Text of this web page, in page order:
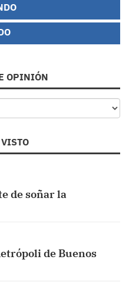
OPINIÓN
de soñar la
de Buenos